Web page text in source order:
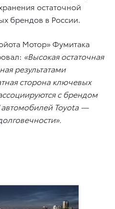
остаточной
брендов в России.
Мотор» Фумитака
«Высокая остаточная
результатами
сторона ключевых
с брендом
Toyota—